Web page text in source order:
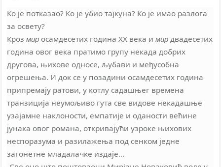
Ко је потказао? Ко је убио тајкуна? Ко је имао разлога
за освету?
Крозмир осамдесетих година XX века имирдвадесетих
година овог века пратимо групу некада добрих
другова, њихове односе, љубави и међусобна
огрешења. И док се у позадини осамдесетих година
припремају ратови, у котлу садашњег времена
транзиција неумољиво гута све видове некадашње
узајамне наклоности, емпатије и оданости већине
јунака овог романа, откривајући узроке њихових
неспоразума и разилажења под сенком једне
загонетне младалачке издаје...